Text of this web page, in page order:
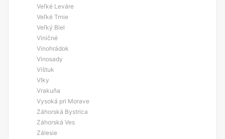
Veľké Leváre
Veľké Trnie
Veľký Biel
Viničné
Vinohrádok
Vinosady
Vištuk
Vlky
Vrakuňa
Vysoká pri Morave
Záhorská Bystrica
Záhorská Ves
Zálesie